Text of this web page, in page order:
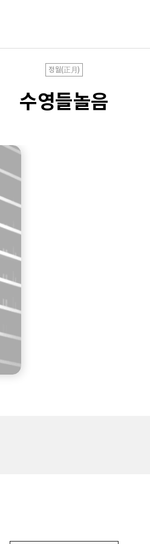
정월(正月)
수영들놀음